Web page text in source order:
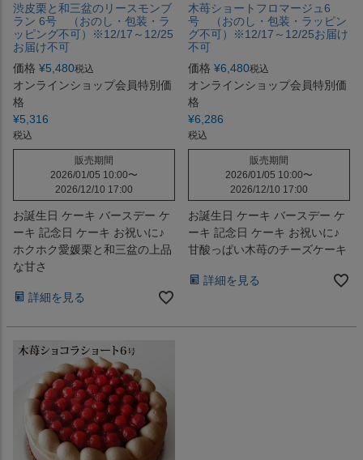
渋皮栗と和三盆のリースモンブ
ラン 6号 （おのし・包装・ラ
ッピング不可）※12/17～12/25
お届け不可
価格 ¥5,480税込
オンラインショップ会員特別価
格
¥5,316
税込
販売期間
2026/01/05 10:00〜
2026/12/10 17:00
お誕生日 ケーキ バースデー ケ
ーキ 記念日 ケーキ お祝いに♪
ホクホク愛媛栗と和三盆の上品
な甘さ
詳細を見る
木苺ショートフロマージュ6
号 （おのし・包装・ラッピン
グ不可）※12/17～12/25お届け
不可
価格 ¥6,480税込
オンラインショップ会員特別価
格
¥6,286
税込
販売期間
2026/01/05 10:00〜
2026/12/10 17:00
お誕生日 ケーキ バースデー ケ
ーキ 記念日 ケーキ お祝いに♪
甘酸っぱい木苺のチーズケーキ
詳細を見る